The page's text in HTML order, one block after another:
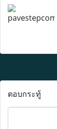
ตอบกระทู้